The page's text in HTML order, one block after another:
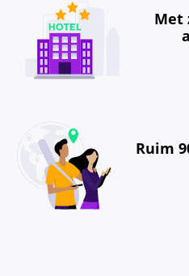
Met
Ruim